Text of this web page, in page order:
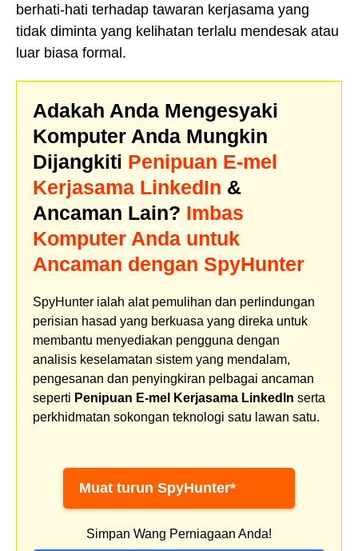
berhati-hati terhadap tawaran kerjasama yang
tidak diminta yang kelihatan terlalu mendesak atau
luar biasa formal.
Adakah Anda Mengesyaki
Komputer Anda Mungkin
Dijangkiti Penipuan E-mel
Kerjasama LinkedIn &
Ancaman Lain? Imbas
Komputer Anda untuk
Ancaman dengan SpyHunter
SpyHunter ialah alat pemulihan dan perlindungan
perisian hasad yang berkuasa yang direka untuk
membantu menyediakan pengguna dengan
analisis keselamatan sistem yang mendalam,
pengesanan dan penyingkiran pelbagai ancaman
seperti Penipuan E-mel Kerjasama LinkedIn serta
perkhidmatan sokongan teknologi satu lawan satu.
Muat turun SpyHunter*
Simpan Wang Perniagaan Anda!